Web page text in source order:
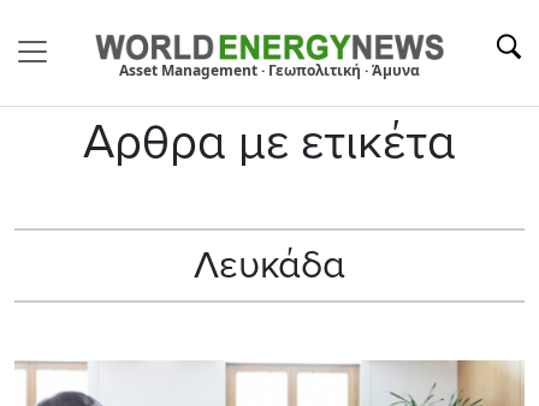
Asset Management · Γεωπολιτική · Άμυνα
Αρθρα με ετικέτα
Λευκάδα